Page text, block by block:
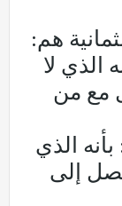
هم:
الذي لا
مع من
الذي
إلى